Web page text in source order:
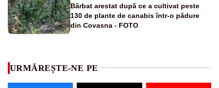
Bărbat arestat după ce a cultivat peste
130 de plante de canabis într-o pădure
din Covasna - FOTO
URMĂREȘTE-NE PE